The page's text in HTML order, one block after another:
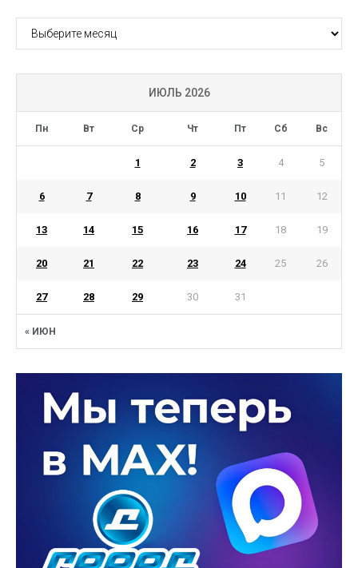
АРХИВ
ИЮЛЬ 2026
Пн Вт Ср Чт Пт Сб Вс
« ИЮН
1 2 3 4 5
6 7 8 9 10 11 12
13 14 15 16 17 18 19
20 21 22 23 24 25 26
27 28 29 30 31